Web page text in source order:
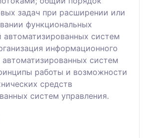
задач при расширении или
функциональных
систем
информационного
автоматизированных систем
работы и возможности
средств
систем управления.